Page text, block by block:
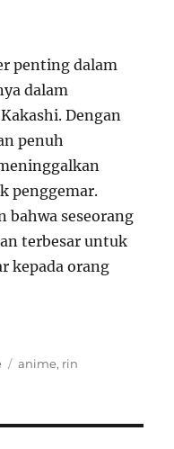
penting dalam
dalam
Dengan
penuh
penggemar.
bahwa seseorang
terbesar untuk
kepada orang
Tags
anime, rin